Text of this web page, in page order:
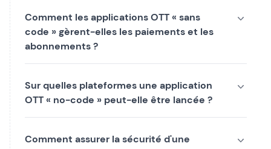
Comment les applications OTT « sans
code » gèrent-elles les paiements et les
abonnements ?
Sur quelles plateformes une application
OTT « no-code » peut-elle être lancée ?
Comment assurer la sécurité d'une